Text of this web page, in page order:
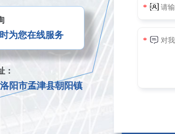
为您在线服务
：
阳市孟津县朝阳镇